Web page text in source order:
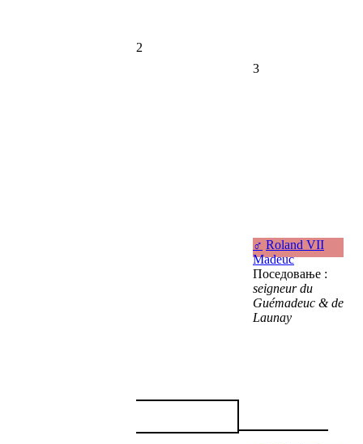
2
3
♂ Roland VII
Madeuc
Поседовање :
seigneur du
Guémadeuc & de
Launay